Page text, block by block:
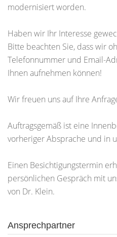
modernisiert worden.
Haben wir Ihr Interesse
Bitte beachten Sie, dass wir
Telefonnummer und Email-
Ihnen aufnehmen können!
Wir freuen uns auf Ihre
Auftragsgemäß ist eine
vorheriger Absprache und in
Einen Besichtigungstermin
persönlichen Gespräch mit
von Dr. Klein.
Ansprechpartner